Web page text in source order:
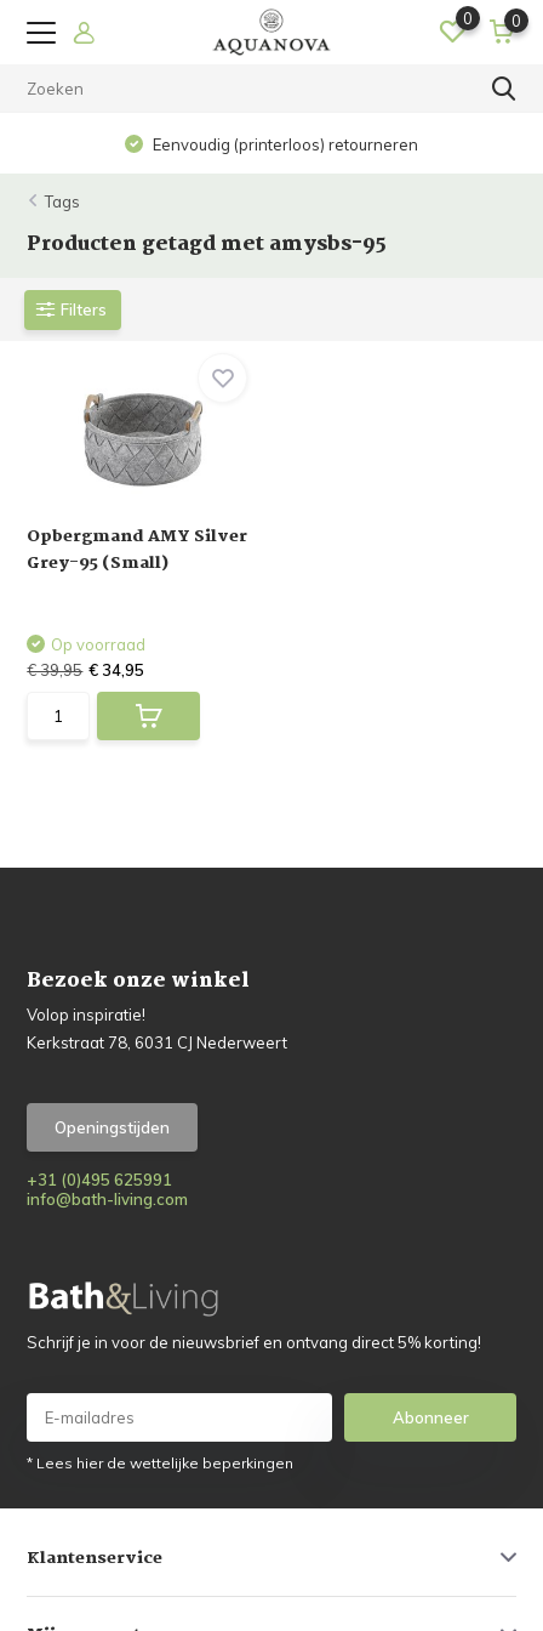
0 0
Eenvoudig (printerloos) retourneren
Tags
Producten getagd met amysbs-95
Filters
Opbergmand AMY Silver
Grey-95 (Small)
Op voorraad
€ 39,95 € 34,95
Bezoek onze winkel
Volop inspiratie!
Kerkstraat 78, 6031 CJ Nederweert
Openingstijden
+31 (0)495 625991
info@bath-living.com
Schrijf je in voor de nieuwsbrief en ontvang direct 5% korting!
Abonneer
* Lees hier de wettelijke beperkingen
Klantenservice